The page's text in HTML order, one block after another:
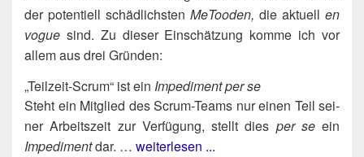
der poten­ti­ell schäd­lichs­ten MeToo­den, die aktu­ell en
vogue sind. Zu die­ser Ein­schät­zung kom­me ich vor
allem aus drei Gründen:
„Teilzeit-Scrum“ ist ein Impedimentper se
Steht ein Mit­glied des Scrum-Teams nur einen Teil sei­
ner Arbeits­zeit zur Ver­fü­gung, stellt dies per seein
Impe­di­mentdar. … weiterlesen ...